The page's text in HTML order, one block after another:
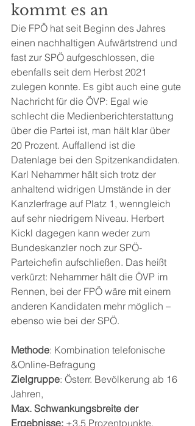
kommt es an
Die FPÖ hat seit Beginn des Jahres
einen nachhaltigen Aufwärtstrend und
fast zur SPÖ aufgeschlossen, die
ebenfalls seit dem Herbst 2021
zulegen konnte. Es gibt auch eine gute
Nachricht für die ÖVP: Egal wie
schlecht die Medienberichterstattung
über die Partei ist, man hält klar über
20 Prozent. Auffallend ist die
Datenlage bei den Spitzenkandidaten.
Karl Nehammer hält sich trotz der
anhaltend widrigen Umstände in der
Kanzlerfrage auf Platz 1, wenngleich
auf sehr niedrigem Niveau. Herbert
Kickl dagegen kann weder zum
Bundeskanzler noch zur SPÖ-
Parteichefin aufschließen. Das heißt
verkürzt: Nehammer hält die ÖVP im
Rennen, bei der FPÖ wäre mit einem
anderen Kandidaten mehr möglich –
ebenso wie bei der SPÖ.
Methode: Kombination telefonische
&Online-Befragung
Zielgruppe: Österr. Bevölkerung ab 16
Jahren,
Max. Schwankungsbreite der
Ergebnisse: ±3,5 Prozentpunkte,